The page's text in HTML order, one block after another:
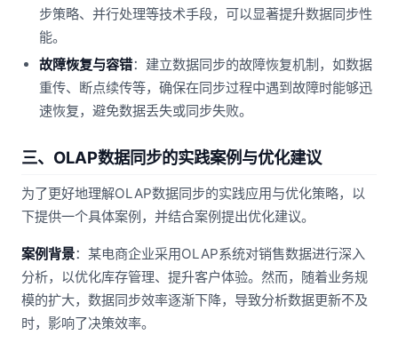
步策略、并行处理等技术手段，可以显著提升数据同步性
能。
故障恢复与容错：建立数据同步的故障恢复机制，如数据
重传、断点续传等，确保在同步过程中遇到故障时能够迅
速恢复，避免数据丢失或同步失败。
三、OLAP数据同步的实践案例与优化建议
为了更好地理解OLAP数据同步的实践应用与优化策略，以
下提供一个具体案例，并结合案例提出优化建议。
案例背景：某电商企业采用OLAP系统对销售数据进行深入
分析，以优化库存管理、提升客户体验。然而，随着业务规
模的扩大，数据同步效率逐渐下降，导致分析数据更新不及
时，影响了决策效率。